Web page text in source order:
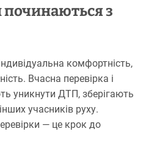
починаються з
комфортність,
Вчасна перевірка і
уникнути ДТП, зберігають
учасників руху.
— це крок до